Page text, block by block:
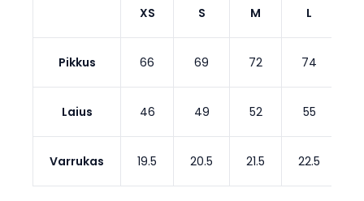
XS S M L
Pikkus 66 69 72 74
Laius 46 49 52 55
Varrukas 19.5 20.5 21.5 22.5